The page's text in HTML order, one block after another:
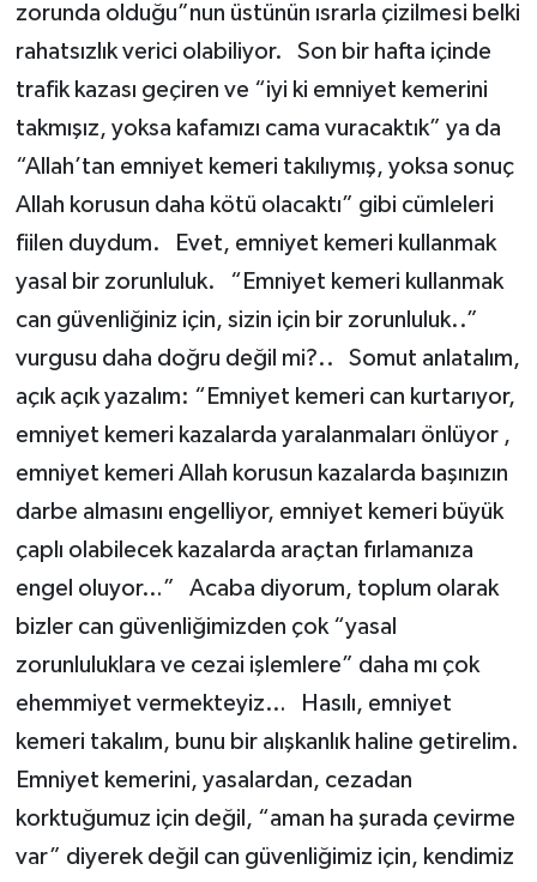
zorunda olduğu”nun üstünün ısrarla çizilmesi belki
rahatsızlık verici olabiliyor. Son bir hafta içinde
trafik kazası geçiren ve “iyi ki emniyet kemerini
takmışız, yoksa kafamızı cama vuracaktık” ya da
“Allah’tan emniyet kemeri takılıymış, yoksa sonuç
Allah korusun daha kötü olacaktı” gibi cümleleri
fiilen duydum. Evet, emniyet kemeri kullanmak
yasal bir zorunluluk. “Emniyet kemeri kullanmak
can güvenliğiniz için, sizin için bir zorunluluk..”
vurgusu daha doğru değil mi?.. Somut anlatalım,
açık açık yazalım: “Emniyet kemeri can kurtarıyor,
emniyet kemeri kazalarda yaralanmaları önlüyor ,
emniyet kemeri Allah korusun kazalarda başınızın
darbe almasını engelliyor, emniyet kemeri büyük
çaplı olabilecek kazalarda araçtan fırlamanıza
engel oluyor…” Acaba diyorum, toplum olarak
bizler can güvenliğimizden çok “yasal
zorunluluklara ve cezai işlemlere” daha mı çok
ehemmiyet vermekteyiz… Hasılı, emniyet
kemeri takalım, bunu bir alışkanlık haline getirelim.
Emniyet kemerini, yasalardan, cezadan
korktuğumuz için değil, “aman ha şurada çevirme
var” diyerek değil can güvenliğimiz için, kendimiz